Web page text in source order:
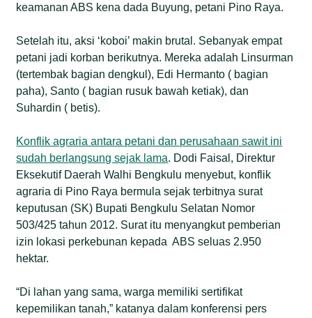
keamanan ABS kena dada Buyung, petani Pino Raya.
Setelah itu, aksi ‘koboi’ makin brutal. Sebanyak empat
petani jadi korban berikutnya. Mereka adalah Linsurman
(tertembak bagian dengkul), Edi Hermanto ( bagian
paha), Santo ( bagian rusuk bawah ketiak), dan
Suhardin ( betis).
Konflik agraria antara petani dan perusahaan sawit ini
sudah berlangsung sejak lama. Dodi Faisal, Direktur
Eksekutif Daerah Walhi Bengkulu menyebut, konflik
agraria di Pino Raya bermula sejak terbitnya surat
keputusan (SK) Bupati Bengkulu Selatan Nomor
503/425 tahun 2012. Surat itu menyangkut pemberian
izin lokasi perkebunan kepada ABS seluas 2.950
hektar.
“Di lahan yang sama, warga memiliki sertifikat
kepemilikan tanah,” katanya dalam konferensi pers